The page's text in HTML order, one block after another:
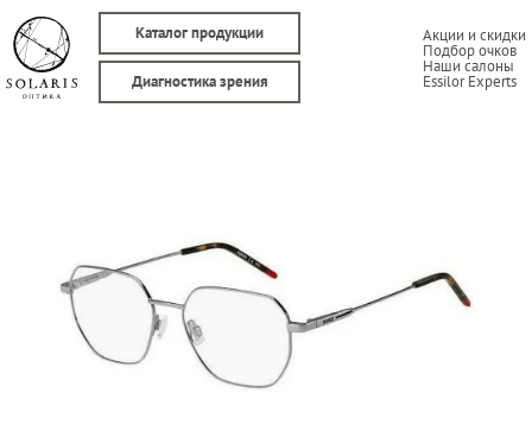
Каталог продукции Акции и скидки
Подбор очков
Наши салоны
Essilor Experts
Диагностика зрения